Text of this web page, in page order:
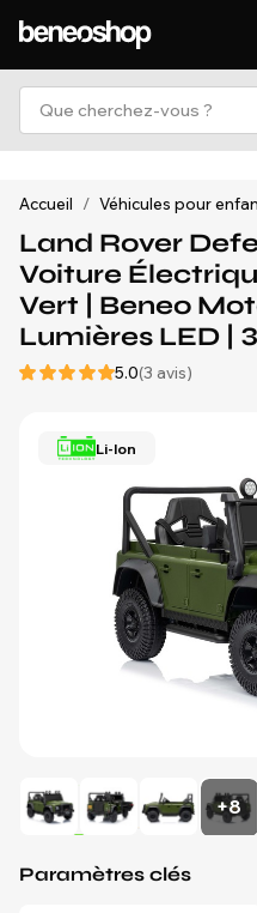
Accueil / Véhicules pour
Land Rover
Voiture
Vert | Beneo
Lumières LED |
5.0(3 avis)
Li-Ion
+8
Paramètres clés